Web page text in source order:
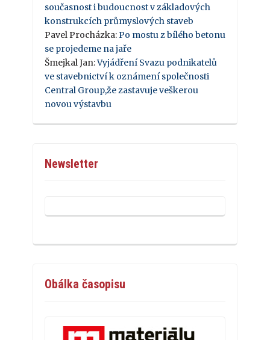
současnost i budoucnost v základových
konstrukcích průmyslových staveb
Pavel Procházka:Po mostu z bílého betonu
se projedeme na jaře
Šmejkal Jan:Vyjádření Svazu podnikatelů
ve stavebnictví k oznámení společnosti
Central Group,že zastavuje veškerou
novou výstavbu
Newsletter
Obálka časopisu